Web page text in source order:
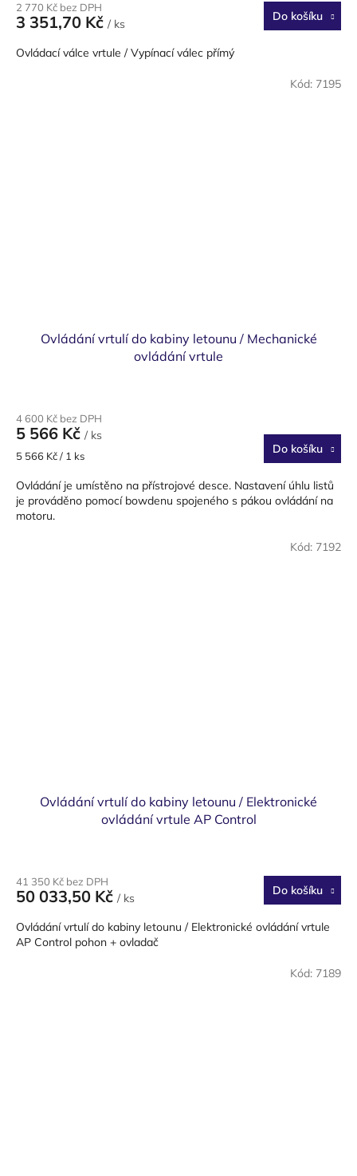
2 770 Kč bez DPH
3 351,70 Kč / ks
Do košíku
Ovládací válce vrtule / Vypínací válec přímý
Ovládání vrtulí do kabiny letounu / Mechanické
ovládání vrtule
4 600 Kč bez DPH
5 566 Kč / ks
Měrná
5 566 Kč / 1 ks Do košíku
Ovládání je umístěno na přístrojové desce. Nastavení úhlu listů
je prováděno pomocí bowdenu spojeného s pákou ovládání na
motoru.
Kód: 7195
Ovládání vrtulí do kabiny letounu / Elektronické
ovládání vrtule AP Control
41 350 Kč bez DPH
50 033,50 Kč / ks
Do košíku
Ovládání vrtulí do kabiny letounu / Elektronické ovládání vrtule
AP Control pohon + ovladač
Kód: 7192
Kód: 7189